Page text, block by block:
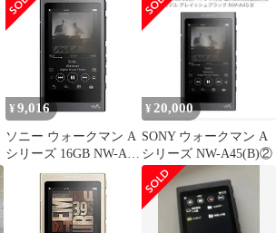
Bluetooth microSD ハイ
レゾ対応 最大39時間連
続再生 トワイライトレ
ッド NW-A45 R
ート素材 傷に強く丈夫
クリア AVS-A17PVCR
¥ 9,016
ソニー ウォークマン A
シリーズ 16GB NW-A45
: Bluetooth/microSD/ハ
イレゾ対応 最大39
¥ 20,000
SONY ウォークマン A
シリーズ NW-A45(B)②